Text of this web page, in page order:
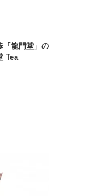
「龍門堂」の
Tea